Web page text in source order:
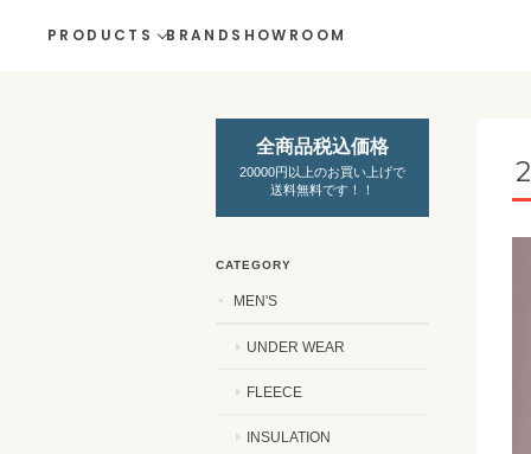
PRODUCTS BRAND SHOWROOM
全商品税込価格
20000円以上のお買い上げで
送料無料です！！
CATEGORY
MEN'S
UNDER WEAR
FLEECE
INSULATION